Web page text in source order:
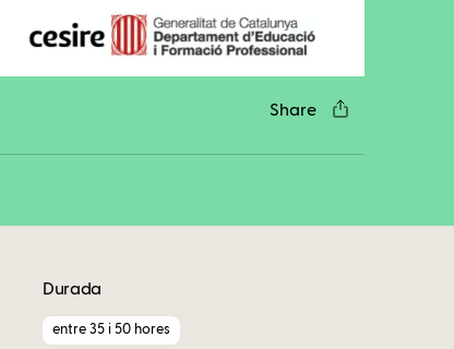
Share
Durada
entre 35 i 50 hores